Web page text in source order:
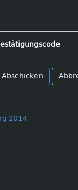
2014